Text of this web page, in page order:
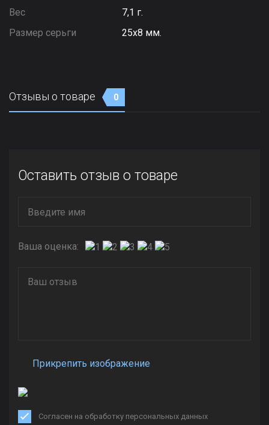
Вес
7,1 г.
Размер серьги
25х8 мм.
Отзывы о товаре 0
Оставить отзыв о товаре
Ваша оценка:
Прикрепить изображение
Согласен на обработку персональных данных